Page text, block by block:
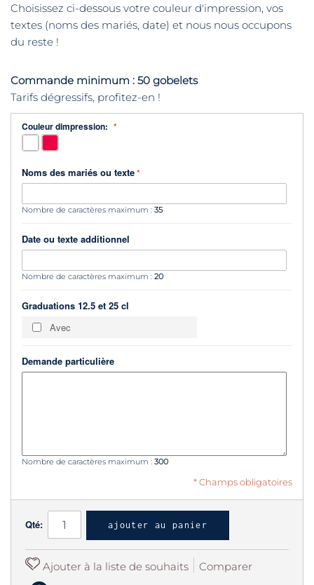
Choisissez ci-dessous votre couleur d'impression, vos
textes (noms des mariés, date) et nous nous occupons
du reste !
Commande minimum : 50 gobelets
Tarifs dégressifs, profitez-en !
Couleur dimpression:
Noms des mariés ou texte
Nombre de caractères maximum : 35
Date ou texte additionnel
Nombre de caractères maximum : 20
Graduations 12.5 et 25 cl
Avec
Demande particulière
Nombre de caractères maximum : 300
* Champs obligatoires
Qté: ajouter au panier
Ajouter à la liste de souhaits Comparer